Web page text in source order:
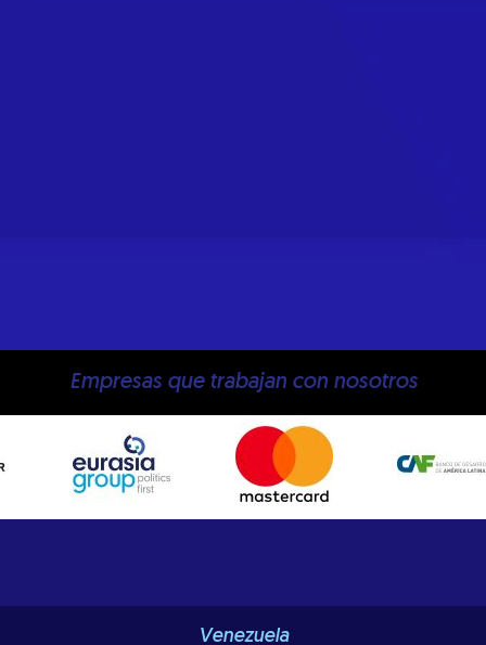
Empresas que trabajan con nosotros
Venezuela